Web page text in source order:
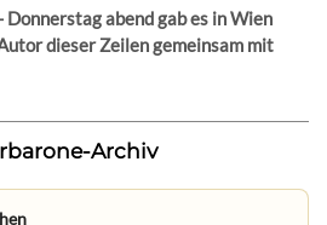
abend gab es in Wien
dieser Zeilen gemeinsam mit
Archiv